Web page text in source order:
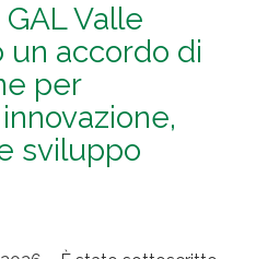
Valle
un accordo di
per
sviluppo